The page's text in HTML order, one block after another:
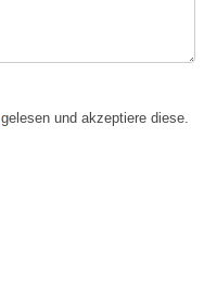
gelesen und akzeptiere diese.